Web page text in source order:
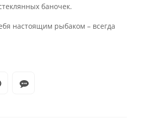
баночек.
настоящим рыбаком – всегда